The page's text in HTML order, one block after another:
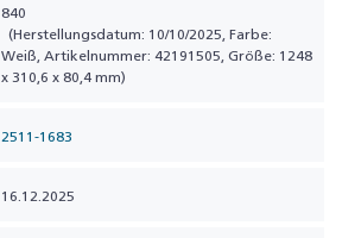
840
(Herstellungsdatum: 10/10/2025, Farbe:
Weiß, Artikelnummer: 42191505, Größe: 1248
x 310,6 x 80,4 mm)
2511-1683
16.12.2025